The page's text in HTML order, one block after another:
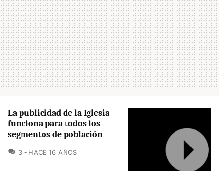
La publicidad de la Iglesia
funciona para todos los
segmentos de población
3 COMENTARIOS
HACE 16 AÑOS